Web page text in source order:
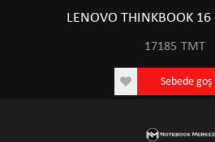
LENOVO THINKBOOK 16
17185 TMT
Sebede goş